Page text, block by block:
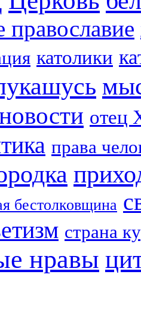
православие
католики
отец
права
бестолковщина
страна
нравы